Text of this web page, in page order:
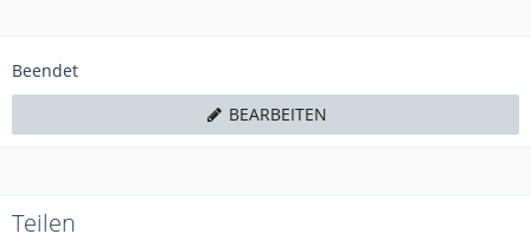
Beendet
BEARBEITEN
Teilen